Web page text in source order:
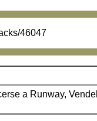
46047
a Runway,